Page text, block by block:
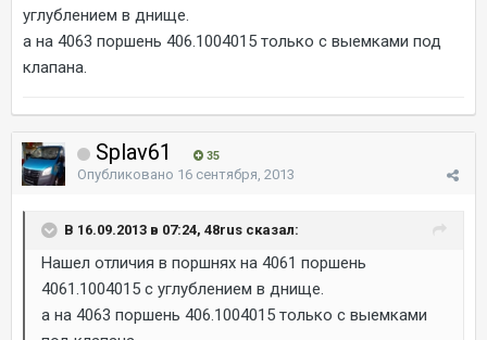
углублением в днище.
а на 4063 поршень 406.1004015 только с выемками под
клапана.
Splav61 35
Опубликовано 16 сентября, 2013
В 16.09.2013 в 07:24, 48rus сказал:
Нашел отличия в поршнях на 4061 поршень
4061.1004015 с углублением в днище.
а на 4063 поршень 406.1004015 только с выемками